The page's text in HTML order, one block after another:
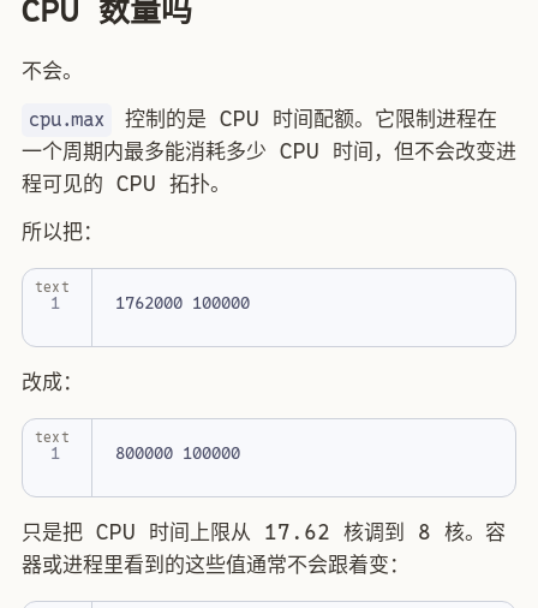
CPU 数量吗
不会。
cpu.max
控制的是 CPU 时间配额。它限制进程在
一个周期内最多能消耗多少 CPU 时间，但不会改变进
程可见的 CPU 拓扑。
所以把：
1
text
改成：
1
text
只是把 CPU 时间上限从 17.62 核调到 8 核。容
器或进程里看到的这些值通常不会跟着变：